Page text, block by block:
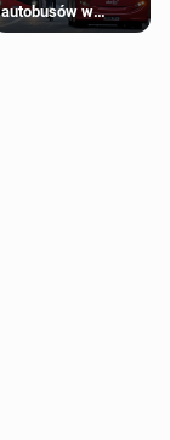
autobusów w
Londynie